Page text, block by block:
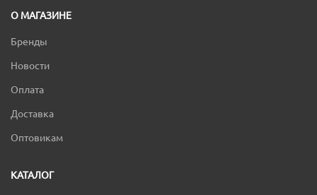
О МАГАЗИНЕ
Бренды
Новости
Оплата
Доставка
Оптовикам
КАТАЛОГ